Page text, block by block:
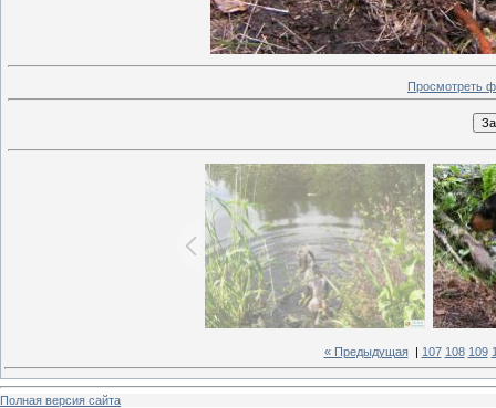
Просмотреть
« Предыдущая| 107 108 109
Полная версия сайта